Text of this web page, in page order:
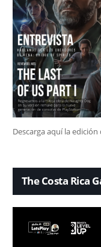
Descarga aquí la
The Costa Rica